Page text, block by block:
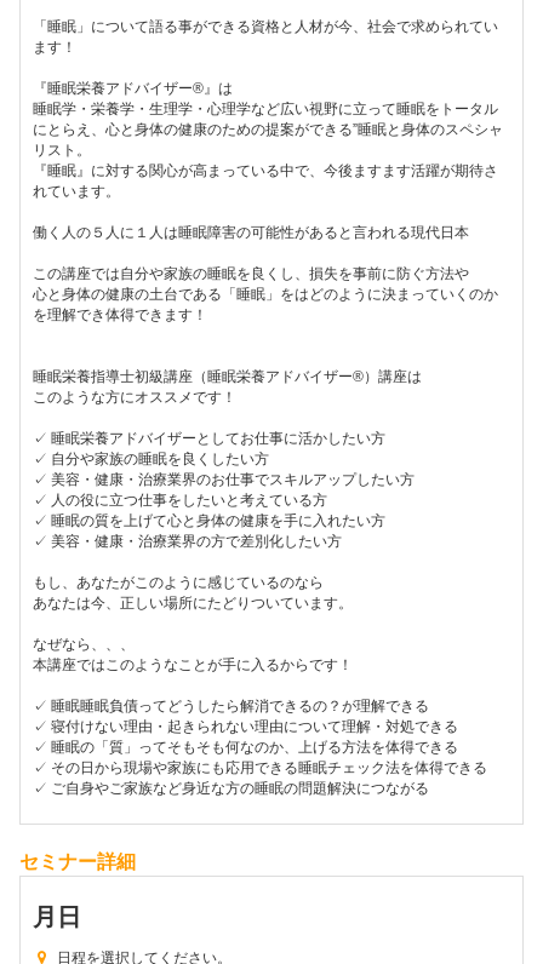
「睡眠」について語る事ができる資格と人材が今、社会で求められてい
ます！
『睡眠栄養アドバイザー®』は
睡眠学・栄養学・生理学・心理学など広い視野に立って睡眠をトータル
にとらえ、心と身体の健康のための提案ができる”睡眠と身体のスペシャ
リスト。
『睡眠』に対する関心が高まっている中で、今後ますます活躍が期待さ
れています。
働く人の５人に１人は睡眠障害の可能性があると言われる現代日本
この講座では自分や家族の睡眠を良くし、損失を事前に防ぐ方法や
心と身体の健康の土台である「睡眠」をはどのように決まっていくのか
を理解でき体得できます！
睡眠栄養指導士初級講座（睡眠栄養アドバイザー®︎）講座は
このような方にオススメです！
✓ 睡眠栄養アドバイザーとしてお仕事に活かしたい方
✓ 自分や家族の睡眠を良くしたい方
✓ 美容・健康・治療業界のお仕事でスキルアップしたい方
✓ 人の役に立つ仕事をしたいと考えている方
✓ 睡眠の質を上げて心と身体の健康を手に入れたい方
✓ 美容・健康・治療業界の方で差別化したい方
もし、あなたがこのように感じているのなら
あなたは今、正しい場所にたどりついています。
なぜなら、、、
本講座ではこのようなことが手に入るからです！
✓ 睡眠睡眠負債ってどうしたら解消できるの？が理解できる
✓ 寝付けない理由・起きられない理由について理解・対処できる
✓ 睡眠の「質」ってそもそも何なのか、上げる方法を体得できる
✓ その日から現場や家族にも応用できる睡眠チェック法を体得できる
✓ ご自身やご家族など身近な方の睡眠の問題解決につながる
セミナー詳細
月 日
日程を選択してください。